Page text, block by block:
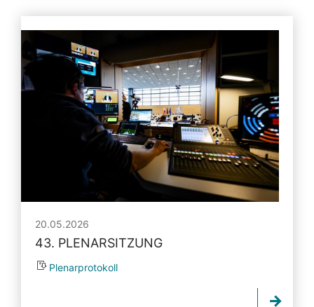
20.05.2026
43. PLENARSITZUNG
Plenarprotokoll